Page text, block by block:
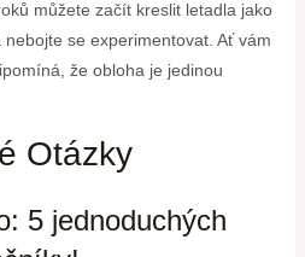
můžete začít kreslit letadla jako
se experimentovat. Ať vám
že obloha je jedinou
Otázky
5 jednoduchých